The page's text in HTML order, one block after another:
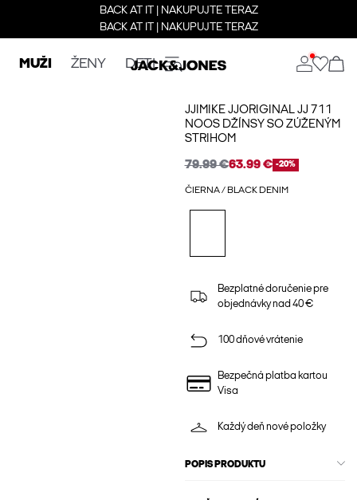
BACK AT IT | NAKUPUJTE TERAZ
BACK AT IT | NAKUPUJTE TERAZ
MUŽI ŽENY DETI
JJIMIKE JJORIGINAL JJ 711
NOOS DŽÍNSY SO ZÚŽENÝM
STRIHOM
79.99 €63.99 € -20%
ČIERNA / BLACK DENIM
Bezplatné doručenie pre
objednávky nad 40 €
100 dňové vrátenie
Bezpečná platba kartou
Visa
Každý deň nové položky
POPIS PRODUKTU